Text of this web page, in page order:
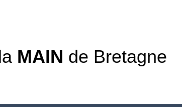
MAIN de Bretagne